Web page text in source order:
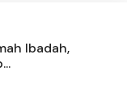
Ibadah,